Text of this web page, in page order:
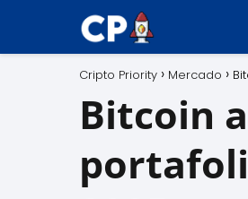
Cripto Priority Mercado
Bitcoin